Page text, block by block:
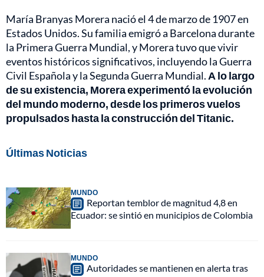
María Branyas Morera nació el 4 de marzo de 1907 en
Estados Unidos. Su familia emigró a Barcelona durante
la Primera Guerra Mundial, y Morera tuvo que vivir
eventos históricos significativos, incluyendo la Guerra
Civil Española y la Segunda Guerra Mundial. A lo largo
de su existencia, Morera experimentó la evolución
del mundo moderno, desde los primeros vuelos
propulsados hasta la construcción del Titanic.
Últimas Noticias
MUNDO
Reportan temblor de magnitud 4,8 en
Ecuador: se sintió en municipios de Colombia
MUNDO
Autoridades se mantienen en alerta tras